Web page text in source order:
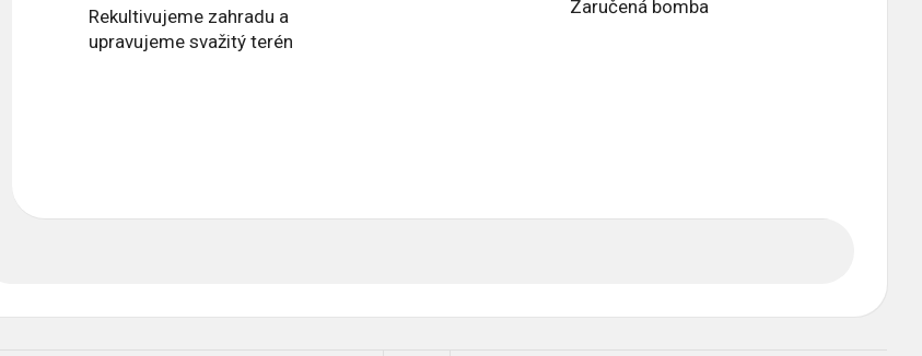
Rekultivujeme zahradu a
upravujeme svažitý terén
Zaručená bomba